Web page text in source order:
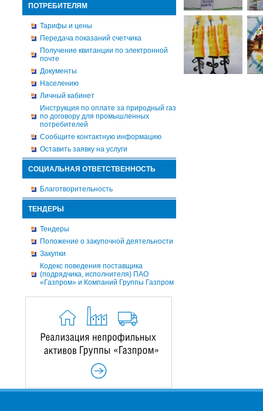
ПОТРЕБИТЕЛЯМ
Тарифы и цены
Передача показаний счетчика
Получение квитанции по электронной
почте
Документы
Населению
Личный кабинет
Инструкция по оплате за природный газ
по договору для промышленных
потребителей
Сообщите контактную информацию
Оставить заявку на услуги
СОЦИАЛЬНАЯ ОТВЕТСТВЕННОСТЬ
Благотворительность
ТЕНДЕРЫ
Тендеры
Положение о закупочной деятельности
Закупки
Кодекс поведения поставщика
(подрядчика, исполнителя) ПАО
«Газпром» и Компаний Группы Газпром